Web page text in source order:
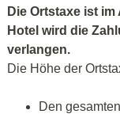
Die Ortstaxe ist
Hotel wird die
verlangen.
Die Höhe der
Den